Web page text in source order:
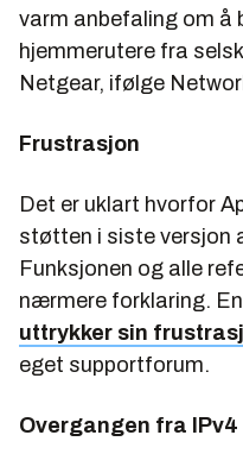
varm anbefaling om å
hjemmerutere fra
Netgear, ifølge
Frustrasjon
Det er uklart hvorfor
støtten i siste versjon
Funksjonen og alle
nærmere forklaring.
uttrykker sin
eget supportforum.
Overgangen fra IPv4